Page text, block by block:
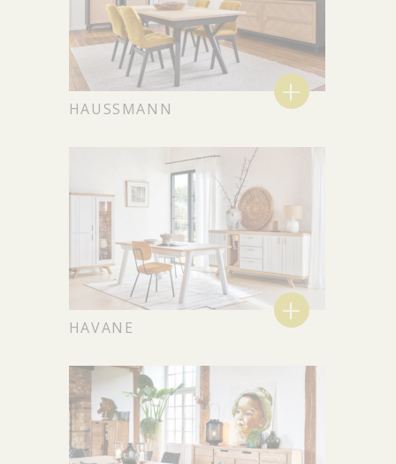
HAUSSMANN +
HAVANE +